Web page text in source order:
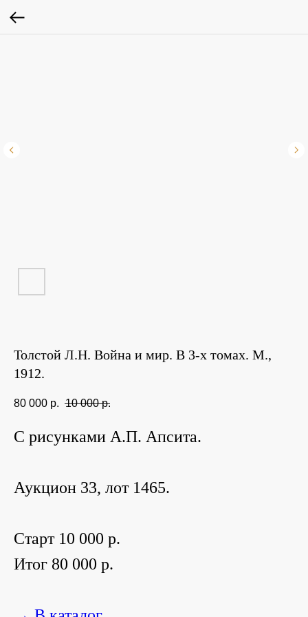
Толстой Л.Н. Война и мир. В 3-х томах. М.,
1912.
80 000 р. 10 000 р.
С рисунками А.П. Апсита.
Аукцион 33, лот 1465.
Старт 10 000 р.
Итог 80 000 р.